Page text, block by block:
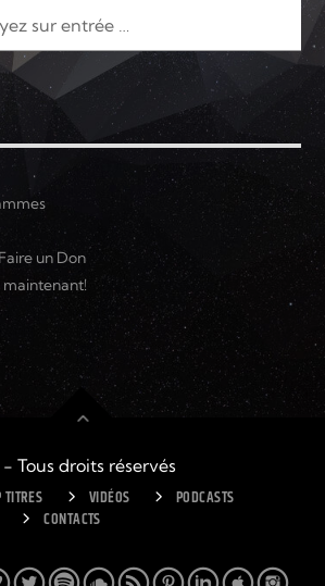
un Don
Tous droits réservés
TITRES VIDÉOS
PODCASTS
CONTACTS